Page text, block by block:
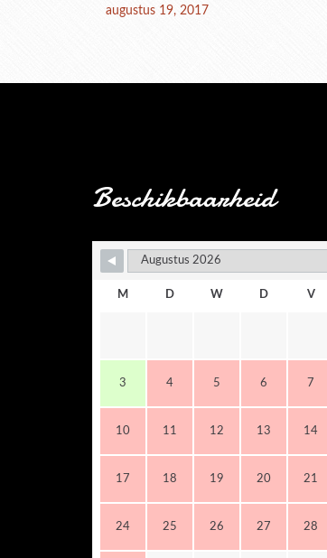
Posted
augustus 19, 2017
Beschikbaarheid
M D W D V
3 4 5 6 7
10 11 12 13 14
17 18 19 20 21
24 25 26 27 28